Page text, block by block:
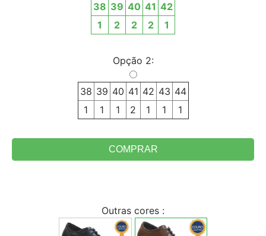
38 39 40 41 42
1
2 2 2 1
Opção 2:
38 39 40 41 42 43 44
1
1 1 2 1 1 1
Outras cores :